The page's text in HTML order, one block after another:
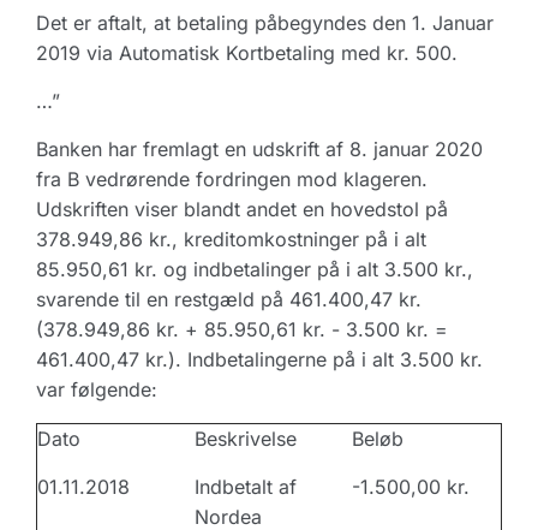
Det er aftalt, at betaling påbegyndes den 1. Januar
2019 via Automatisk Kortbetaling med kr. 500.
…”
Banken har fremlagt en udskrift af 8. januar 2020
fra B vedrørende fordringen mod klageren.
Udskriften viser blandt andet en hovedstol på
378.949,86 kr., kreditomkostninger på i alt
85.950,61 kr. og indbetalinger på i alt 3.500 kr.,
svarende til en restgæld på 461.400,47 kr.
(378.949,86 kr. + 85.950,61 kr. - 3.500 kr. =
461.400,47 kr.). Indbetalingerne på i alt 3.500 kr.
var følgende:
Dato Beskrivelse
Beløb
01.11.2018
Indbetalt af
Nordea
-1.500,00 kr.